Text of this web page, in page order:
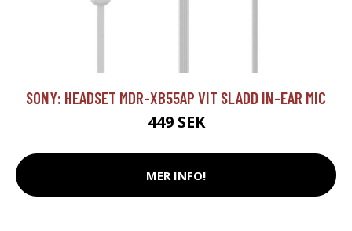
SONY: HEADSET MDR-XB55AP VIT SLADD IN-EAR MIC
449 SEK
MER INFO!